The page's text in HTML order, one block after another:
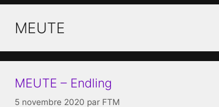
MEUTE
MEUTE – Endling
5 novembre 2020 par FTM